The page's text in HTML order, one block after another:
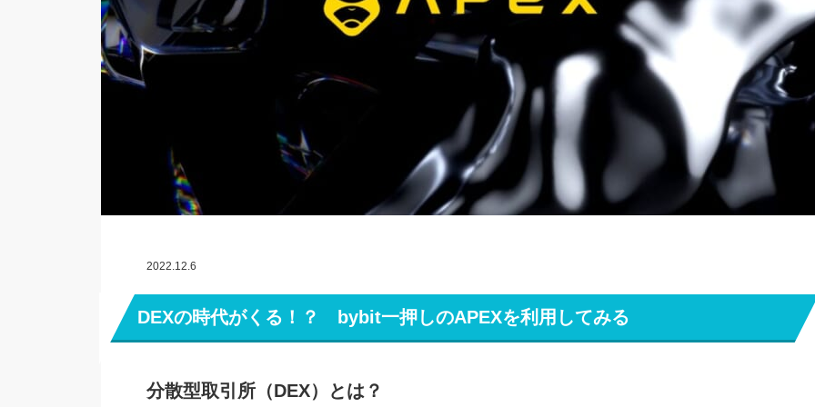
2022.12.6
DEXの時代がくる！？ bybit一押しのAPEXを利用してみる
分散型取引所（DEX）とは？